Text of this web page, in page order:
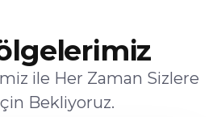
ile Her Zaman Sizlere
Bekliyoruz.